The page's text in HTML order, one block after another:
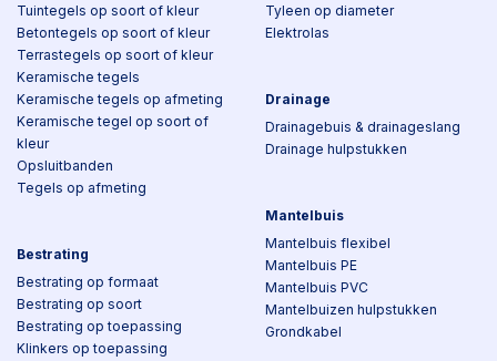
Tuintegels op soort of kleur
Betontegels op soort of kleur
Terrastegels op soort of kleur
Keramische tegels
Keramische tegels op afmeting
Keramische tegel op soort of
kleur
Opsluitbanden
Tegels op afmeting
Bestrating
Bestrating op formaat
Bestrating op soort
Bestrating op toepassing
Klinkers op toepassing
Tyleen op diameter
Elektrolas
Drainage
Drainagebuis & drainageslang
Drainage hulpstukken
Mantelbuis
Mantelbuis flexibel
Mantelbuis PE
Mantelbuis PVC
Mantelbuizen hulpstukken
Grondkabel